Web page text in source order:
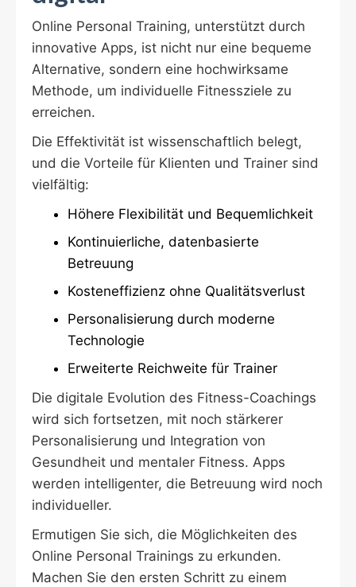
Online Personal Training, unterstützt durch
innovative Apps, ist nicht nur eine bequeme
Alternative, sondern eine hochwirksame
Methode, um individuelle Fitnessziele zu
erreichen.
Die Effektivität ist wissenschaftlich belegt,
und die Vorteile für Klienten und Trainer sind
vielfältig:
Höhere Flexibilität und Bequemlichkeit
Kontinuierliche, datenbasierte
Betreuung
Kosteneffizienz ohne Qualitätsverlust
Personalisierung durch moderne
Technologie
Erweiterte Reichweite für Trainer
Die digitale Evolution des Fitness-Coachings
wird sich fortsetzen, mit noch stärkerer
Personalisierung und Integration von
Gesundheit und mentaler Fitness. Apps
werden intelligenter, die Betreuung wird noch
individueller.
Ermutigen Sie sich, die Möglichkeiten des
Online Personal Trainings zu erkunden.
Machen Sie den ersten Schritt zu einem